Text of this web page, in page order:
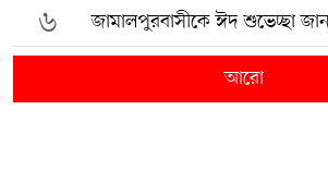
৬ জামালপুরবাসীকে ঈদ শুভেচ্ছা
আরো